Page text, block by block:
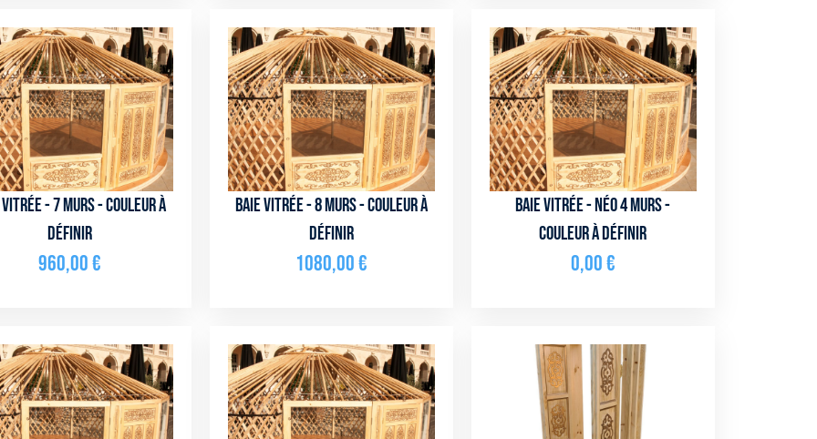
vitrée - 7 murs - couleur à
définir
960,00€
Baie vitrée - 8 murs - couleur à
définir
1080,00€
Baie vitrée - NÉO 4 murs -
couleur à définir
0,00€